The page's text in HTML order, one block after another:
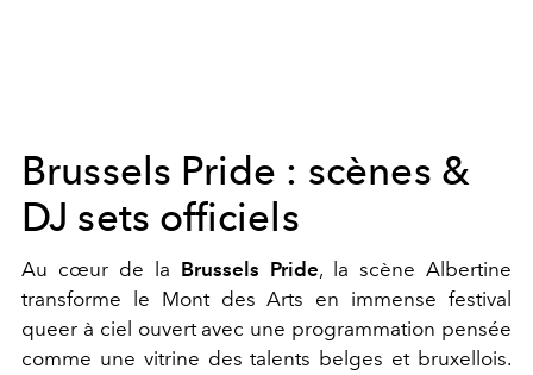
Brussels Pride : scènes &
DJ sets officiels
Au cœur de la Brussels Pride, la scène Albertine
transforme le Mont des Arts en immense festival
queer à ciel ouvert avec une programmation pensée
comme une vitrine des talents belges et bruxellois.